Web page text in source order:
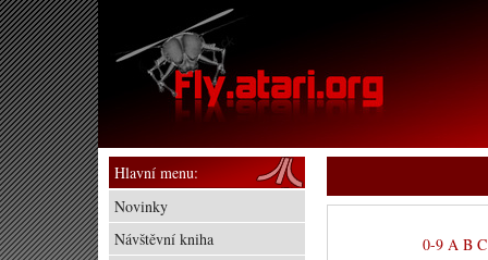
0-9 A B C
Hlavní menu:
Novinky
Návštěvní kniha